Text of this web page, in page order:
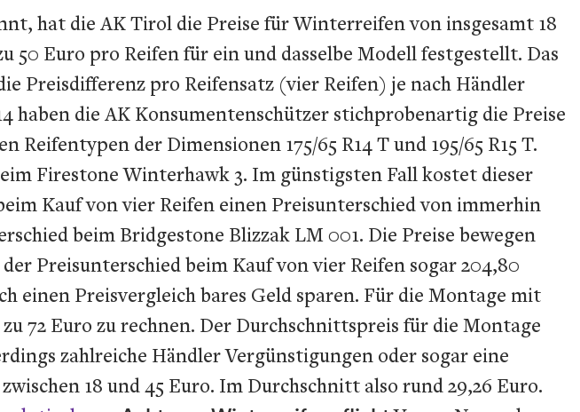
hat die AK Tirol die Preise für Winterreifen von insgesamt 18
50 Euro pro Reifen für ein und dasselbe Modell festgestellt. Das
Preisdifferenz pro Reifensatz (vier Reifen) je nach Händler
haben die AK Konsumentenschützer stichprobenartig die Preise
der Dimensionen 175/65 R14 T und 195/65 R15 T.
Firestone Winterhawk 3. Im günstigsten Fall kostet dieser
Kauf von vier Reifen einen Preisunterschied von immerhin
beim Bridgestone Blizzak LM 001. Die Preise bewegen
Preisunterschied beim Kauf von vier Reifen sogar 204,80
einen Preisvergleich bares Geld sparen. Für die Montage mit
72 Euro zu rechnen. Der Durchschnittspreis für die Montage
zahlreiche Händler Vergünstigungen oder sogar eine
18 und 45 Euro. Im Durchschnitt also rund 29,26 Euro.